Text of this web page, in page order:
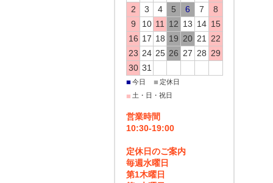
2
3 4 5 6 7
8
9
10 11 12 13 14 15
16 17 18 19 20 21
22
23 24 25 26 27 28 29
30 31
■ 今日 ■ 定休日
■ 土・日・祝日
営業時間
10:30-19:00
定休日のご案内
毎週水曜日
第1木曜日